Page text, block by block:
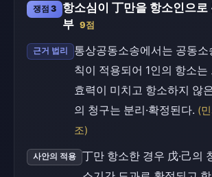
쟁점 3
항소심이 丁만을 항소인으로
부 9점
근거 법리
통상공동소송에서는 공동소
칙이 적용되어 1인의 항소는
효력이 미치고 항소하지 않
의 청구는 분리·확정된다. (
조)
사안의 적용
丁만 항소한 경우 戊·己의